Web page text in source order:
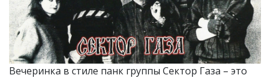
Вечеринка в стиле панк группы Сектор Газа – это